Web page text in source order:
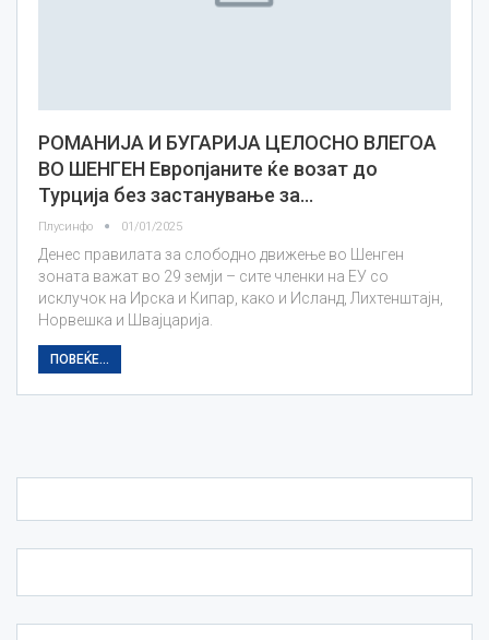
РОМАНИЈА И БУГАРИЈА ЦЕЛОСНО ВЛЕГОА
ВО ШЕНГЕН Европјаните ќе возат до
Турција без застанување за…
Плусинфо 01/01/2025
Денес правилата за слободно движење во Шенген
зоната важат во 29 земји – сите членки на ЕУ со
исклучок на Ирска и Кипар, како и Исланд, Лихтенштајн,
Норвешка и Швајцарија.
ПОВЕЌЕ...